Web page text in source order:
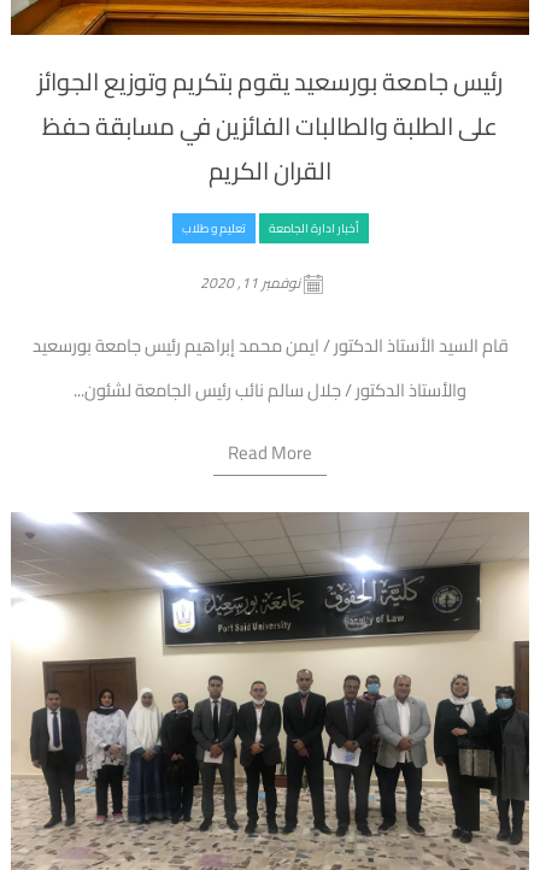
رئيس جامعة بورسعيد يقوم بتكريم وتوزيع الجوائز
على الطلبة والطالبات الفائزين في مسابقة حفظ
القران الكريم
أخبار ادارة الجامعة تعليم و طلاب
نوفمبر 11, 2020
قام السيد الأستاذ الدكتور / ايمن محمد إبراهيم رئيس جامعة بورسعيد
والأستاذ الدكتور / جلال سالم نائب رئيس الجامعة لشئون...
Read More